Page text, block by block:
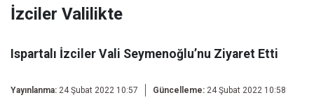
İzciler Valilikte
Ispartalı İzciler Vali Seymenoğlu’nu Ziyaret Etti
Yayınlanma: 24 Şubat 2022 10:57 Güncelleme: 24 Şubat 2022 10:58